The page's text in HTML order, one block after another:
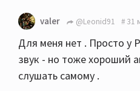
valer @Leonid91 31
Для меня нет . Просто у
звук - но тоже хороший
слушать самому .